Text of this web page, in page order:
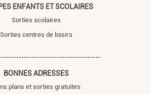
ENFANTS ET SCOLAIRES
Sorties scolaires
Sorties centres de loisirs
BONNES ADRESSES
plans et sorties gratuites